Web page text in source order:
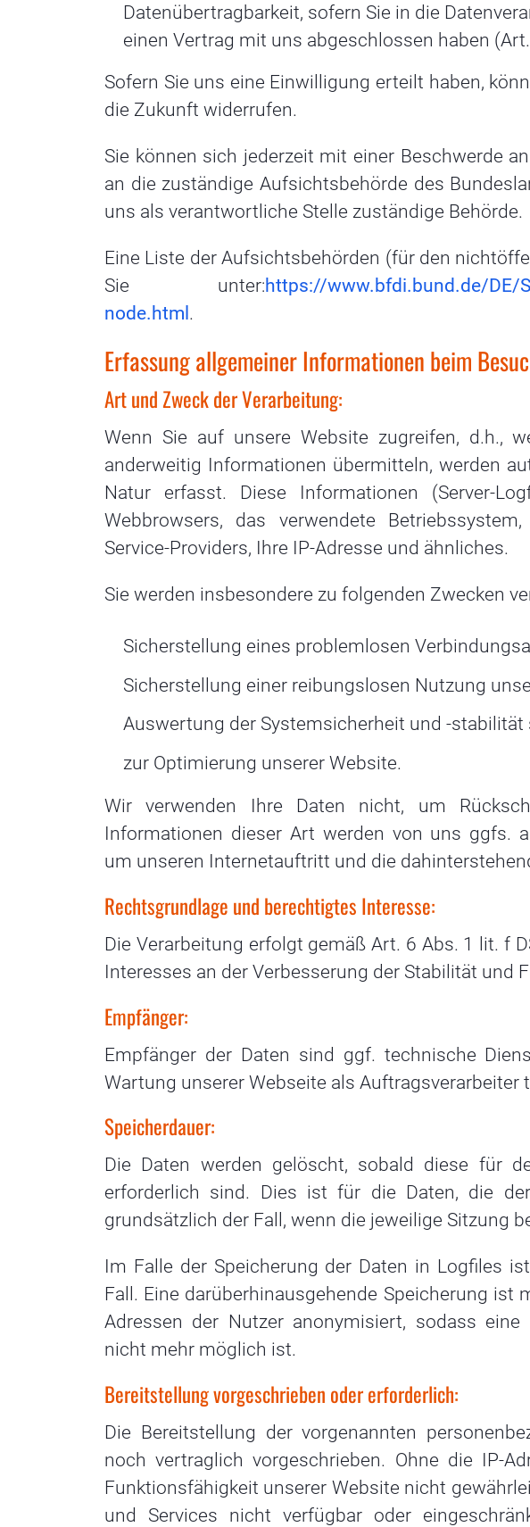
Datenübertragbarkeit, sofern Sie in die
einen Vertrag mit uns abgeschlossen haben (Art.
Sofern Sie uns eine Einwilligung erteilt haben,
die Zukunft widerrufen.
Sie können sich jederzeit mit einer Beschwerde
an die zuständige Aufsichtsbehörde des
uns als verantwortliche Stelle zuständige Behörde.
Eine Liste der Aufsichtsbehörden (für den
Sie unter:https://www.bfdi.bund.de/DE/
node.html .
Erfassung allgemeiner Informationen beim
Art und Zweck der Verarbeitung:
Wenn Sie auf unsere Website zugreifen, d.h.,
anderweitig Informationen übermitteln, werden
Natur erfasst. Diese Informationen (Server-
Webbrowsers, das verwendete
Service-Providers, Ihre IP-Adresse und ähnliches.
Sie werden insbesondere zu folgenden Zwecken
Sicherstellung eines problemlosen
Sicherstellung einer reibungslosen Nutzung
Auswertung der Systemsicherheit und -stabilität
zur Optimierung unserer Website.
Wir verwenden Ihre Daten nicht, um
Informationen dieser Art werden von uns ggfs.
um unseren Internetauftritt und die
Rechtsgrundlage und berechtigtes Interesse:
Die Verarbeitung erfolgt gemäß Art. 6 Abs. 1 lit. f
Interesses an der Verbesserung der Stabilität und
Empfänger:
Empfänger der Daten sind ggf. technische
Wartung unserer Webseite als Auftragsverarbeiter
Speicherdauer:
Die Daten werden gelöscht, sobald diese für
erforderlich sind. Dies ist für die Daten, die
grundsätzlich der Fall, wenn die jeweilige Sitzung
Im Falle der Speicherung der Daten in Logfiles
Fall. Eine darüberhinausgehende Speicherung ist
Adressen der Nutzer anonymisiert, sodass
nicht mehr möglich ist.
Bereitstellung vorgeschrieben oder erforderlich:
Die Bereitstellung der vorgenannten
noch vertraglich vorgeschrieben. Ohne die IP-
Funktionsfähigkeit unserer Website nicht
und Services nicht verfügbar oder